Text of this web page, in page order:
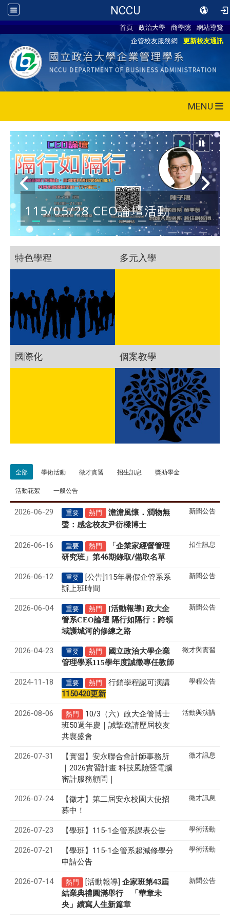
NCCU
首頁 政治大學 商學院
網站導覽
企管校友服務網
更新校友通訊
MENU
115/05/28 CEO論壇活動
特色學程 多元入學
國際化 個案教學
全部 學術活動 徵才實習 招生訊息 獎助學金
活動花絮 一般公告
2026-06-29 重要 熱門
澹澹風懷．潤物無
聲 ： 感念校友尹衍樑博士
新聞公告
2026-06-16 重要 熱門
「企業家經營管理
研究班」第46期錄取/備取名單
招生訊息
2026-06-12 重要
[公告]115年暑假企管系系
辦上班時間
新聞公告
2026-06-04 重要 熱門
[活動報導] 政大企
管系CEO論壇 隔行如隔行：跨領
域護城河的修練之路
新聞公告
2026-04-23 重要 熱門
國立政治大學企業
管理學系115學年度誠徵專任教師
徵才與實習
2024-11-18 重要 熱門
行銷學程認可演講
1150420更新
學程公告
2026-08-06 熱門
10/3（六）政大企管博士
班50週年慶｜誠摯邀請歷屆校友
共襄盛會
活動與演講
2026-07-31
【實習】安永聯合會計師事務所
｜2026實習計畫 科技風險暨電腦
審計服務顧問｜
徵才訊息
2026-07-24 【徵才】 第二屆安永校園大使招
募中！
徵才訊息
2026-07-23 【學班】115-1企管系課表公告 學術活動
2026-07-21
【學班】115-1企管系超減修學分
申請公告
學術活動
2026-07-14 熱門 [活動報導] 企家班第43屆
結業典禮圓滿舉行 「華章未
央」續寫人生新篇章
新聞公告